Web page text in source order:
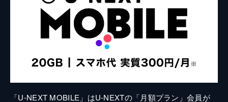
「U-NEXT MOBILE」はU-NEXTの「月額プラン」会員が